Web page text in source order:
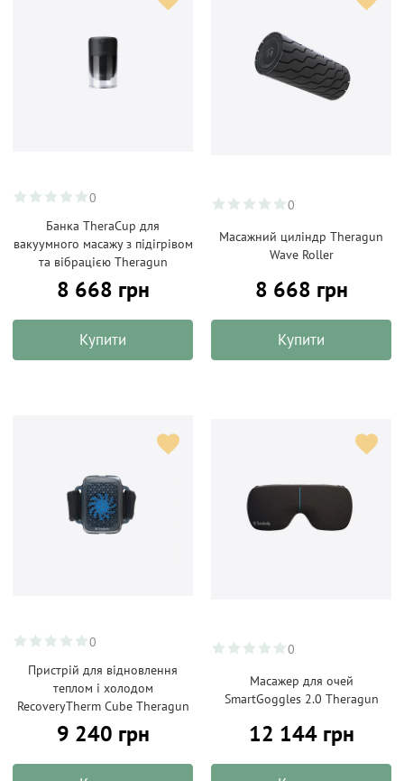
0
Банка TheraCup для
вакуумного масажу з підігрівом
та вібрацією Theragun
8 668 грн
Купити
0
Масажний циліндр Theragun
Wave Roller
8 668 грн
Купити
0
Пристрій для відновлення
теплом і холодом
RecoveryTherm Cube Theragun
9 240 грн
0
Масажер для очей
SmartGoggles 2.0 Theragun
12 144 грн